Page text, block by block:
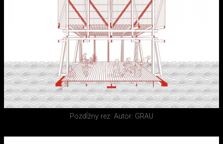
Pozdĺžny rez Autor: GRAU